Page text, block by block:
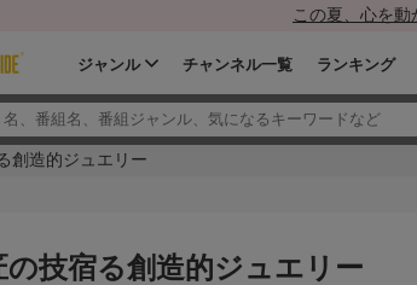
この夏、心を動
ジャンル チャンネル一覧 ランキング
創造的ジュエリー
技宿る創造的ジュエリー